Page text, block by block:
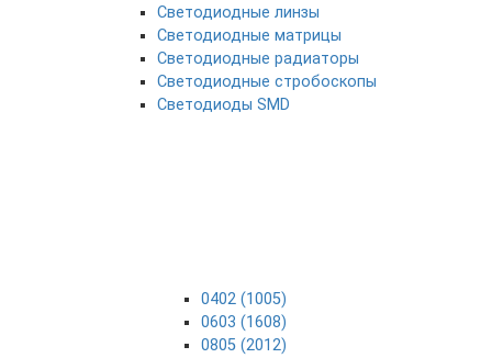
Светодиодные линзы
Светодиодные матрицы
Светодиодные радиаторы
Светодиодные стробоскопы
Светодиоды SMD
0402 (1005)
0603 (1608)
0805 (2012)